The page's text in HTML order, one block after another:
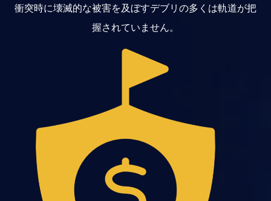
衝突時に壊滅的な被害を及ぼすデブリの多くは軌道が把
握されていません。